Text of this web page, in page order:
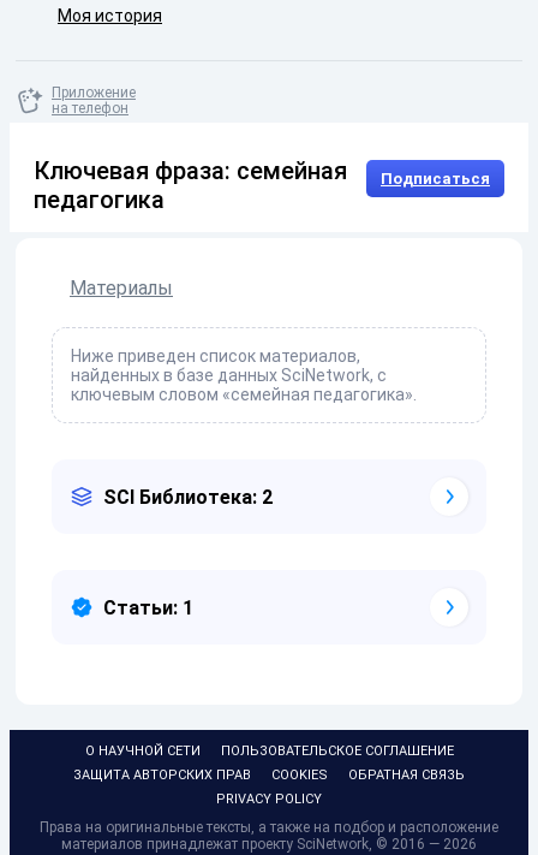
Моя история
Приложение
на телефон
Ключевая фраза: семейная
педагогика
Подписаться
Материалы
Ниже приведен список материалов,
найденных в базе данных SciNetwork, с
ключевым словом «семейная педагогика».
SCI Библиотека: 2
Статьи: 1
О НАУЧНОЙ СЕТИ
ПОЛЬЗОВАТЕЛЬСКОЕ СОГЛАШЕНИЕ
ЗАЩИТА АВТОРСКИХ ПРАВ
COOKIES
ОБРАТНАЯ СВЯЗЬ
PRIVACY POLICY
Права на оригинальные тексты, а также на подбор и расположение
материалов принадлежат проекту SciNetwork, © 2016 — 2026